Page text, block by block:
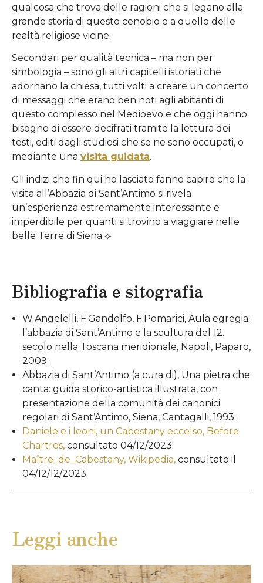
qualcosa che trova delle ragioni che si legano alla
grande storia di questo cenobio e a quello delle
realtà religiose vicine.
Secondari per qualità tecnica – ma non per
simbologia – sono gli altri capitelli istoriati che
adornano la chiesa, tutti volti a creare un concerto
di messaggi che erano ben noti agli abitanti di
questo complesso nel Medioevo e che oggi hanno
bisogno di essere decifrati tramite la lettura dei
testi, editi dagli studiosi che se ne sono occupati, o
mediante una visita guidata.
Gli indizi che fin qui ho lasciato fanno capire che la
visita all’Abbazia di Sant’Antimo si rivela
un’esperienza estremamente interessante e
imperdibile per quanti si trovino a viaggiare nelle
belle Terre di Siena ⟣
Bibliografia e sitografia
W.Angelelli, F.Gandolfo, F.Pomarici, Aula egregia:
l’abbazia di Sant’Antimo e la scultura del 12.
secolo nella Toscana meridionale, Napoli, Paparo,
2009;
Abbazia di Sant’Antimo (a cura di), Una pietra che
canta: guida storico-artistica illustrata, con
presentazione della comunità dei canonici
regolari di Sant’Antimo, Siena, Cantagalli, 1993;
Daniele e i leoni, un Cabestany eccelso, Before
Chartres, consultato 04/12/2023;
Maître_de_Cabestany, Wikipedia, consultato il
04/12/12/2023;
Leggi anche